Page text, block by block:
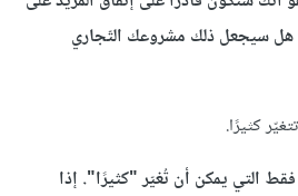
هل سيجعل ذلك مشروعك التّجاري
كثيرًا.
التي يمكن أن تُغيّر "كثيرًا". إذا